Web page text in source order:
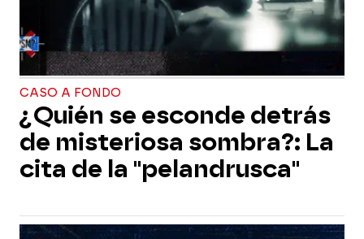
CASO A FONDO
¿Quién se esconde detrás
de misteriosa sombra?: La
cita de la "pelandrusca"